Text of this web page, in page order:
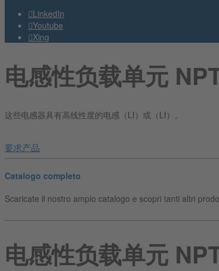
LinkedIn
Youtube
Xing
电感性负载单元
这些电感器具有高线性度的电感（LI）或（Lf）。
要求产品
Catalogo completo
Scaricate il nostro ampio catalogo e scopri tanti altri
电感性负载单元